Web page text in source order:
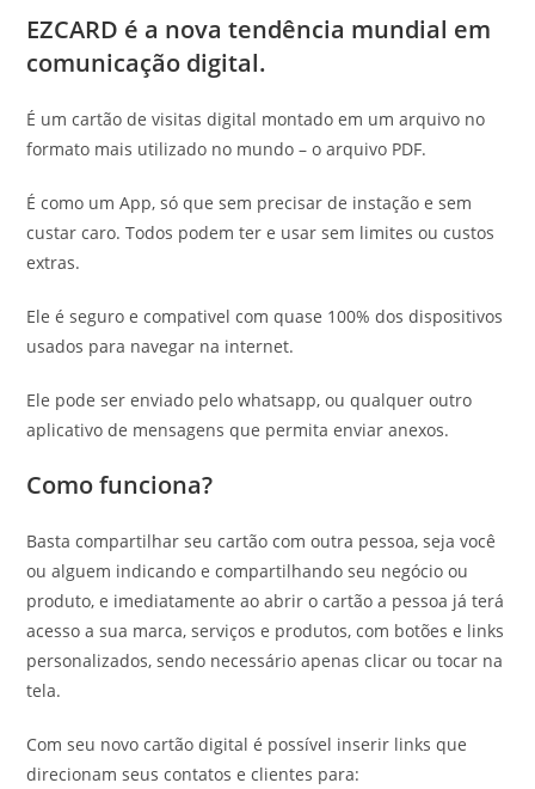
EZCARD é a nova tendência mundial em
comunicação digital.
É um cartão de visitas digital montado em um arquivo no
formato mais utilizado no mundo – o arquivo PDF.
É como um App, só que sem precisar de instação e sem
custar caro. Todos podem ter e usar sem limites ou custos
extras.
Ele é seguro e compativel com quase 100% dos dispositivos
usados para navegar na internet.
Ele pode ser enviado pelo whatsapp, ou qualquer outro
aplicativo de mensagens que permita enviar anexos.
Como funciona?
Basta compartilhar seu cartão com outra pessoa, seja você
ou alguem indicando e compartilhando seu negócio ou
produto, e imediatamente ao abrir o cartão a pessoa já terá
acesso a sua marca, serviços e produtos, com botões e links
personalizados, sendo necessário apenas clicar ou tocar na
tela.
Com seu novo cartão digital é possível inserir links que
direcionam seus contatos e clientes para: